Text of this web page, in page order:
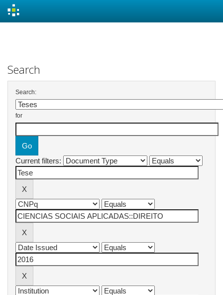
Search
Search:
for
Current filters: